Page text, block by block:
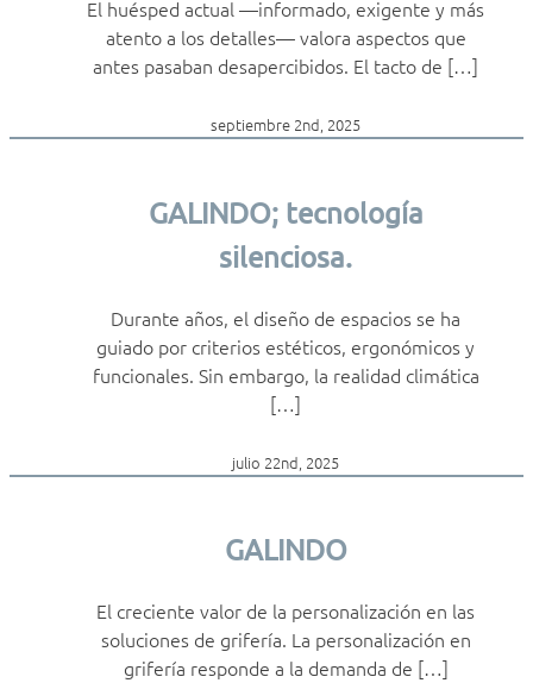
El huésped actual —informado, exigente y más
atento a los detalles— valora aspectos que
antes pasaban desapercibidos. El tacto de […]
septiembre 2nd, 2025
GALINDO; tecnología
silenciosa.
Durante años, el diseño de espacios se ha
guiado por criterios estéticos, ergonómicos y
funcionales. Sin embargo, la realidad climática
[…]
julio 22nd, 2025
GALINDO
El creciente valor de la personalización en las
soluciones de grifería. La personalización en
grifería responde a la demanda de […]